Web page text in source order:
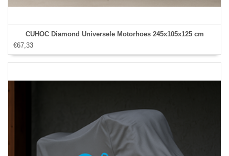
CUHOC Diamond Universele Motorhoes 245x105x125 cm
€67,33